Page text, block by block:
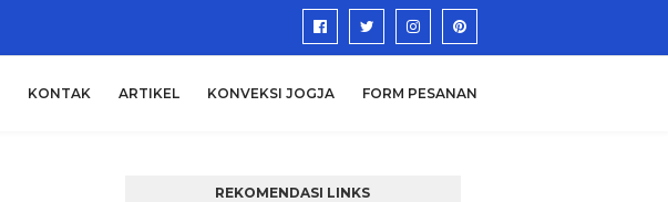
KONTAK ARTIKEL KONVEKSI JOGJA FORM PESANAN
REKOMENDASI LINKS